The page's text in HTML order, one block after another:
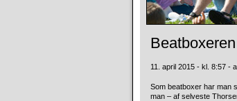
11. april 2015 - kl. 8:57 -
Som beatboxer har man
man – af selveste